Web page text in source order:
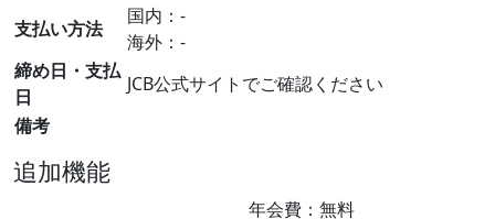
支払い方法
国内：-
海外：-
締め日・支払
日
JCB公式サイトでご確認ください
備考
追加機能
年会費：無料